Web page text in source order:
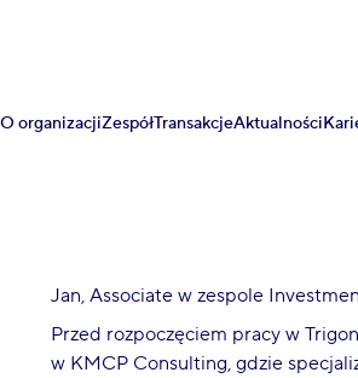
O organizacjiZespółTransakcjeAktualności
Jan, Associate w zespole
Przed rozpoczęciem pracy w
w KMCP Consulting, gdzie